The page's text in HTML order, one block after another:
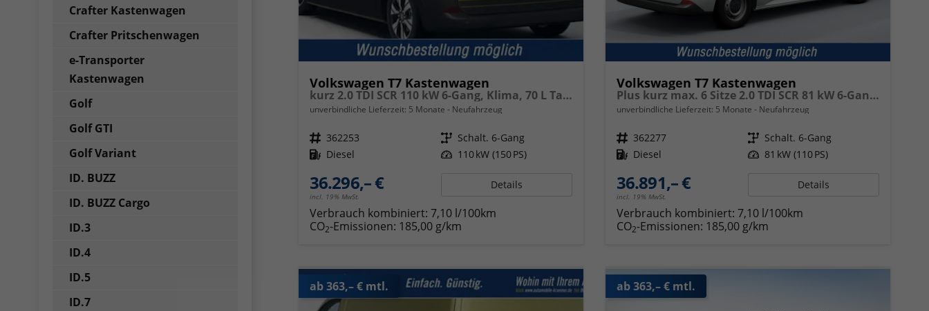
Volkswagen T7 Kastenwagen
kurz 2.0 TDI SCR 110 kW 6-Gang, Klima, 70 L Tank, Außenspiegel elektrisch klappbar, Fahrerassistenzpaket
unverbindliche Lieferzeit: 5 Monate Neufahrzeug
Fahrzeugnr. 362253 Getriebe Schalt. 6-Gang
Kraftstoff Diesel Leistung 110 kW (150 PS)
36.296,– €
incl. 19% MwSt.
Details
Verbrauch kombiniert: 7,10 l/100km
CO2-Emissionen: 185,00 g/km
Volkswagen T7 Kastenwagen
Plus kurz max. 6 Sitze 2.0 TDI SCR 81 kW 6-Gang, Klimaanlage, 70 L Tank, Sitze, LED, PDC, App Connect,
unverbindliche Lieferzeit: 5 Monate Neufahrzeug
Fahrzeugnr. 362277 Getriebe Schalt. 6-Gang
Kraftstoff Diesel Leistung 81 kW (110 PS)
36.891,– €
incl. 19% MwSt.
Details
Verbrauch kombiniert: 7,10 l/100km
CO2-Emissionen: 185,00 g/km
ab 363,– € mtl. ab 363,– € mtl.
Crafter Kastenwagen
Crafter Pritschenwagen
e-Transporter
Kastenwagen
Golf
Golf GTI
Golf Variant
ID. BUZZ
ID. BUZZ Cargo
ID.3
ID.4
ID.5
ID.7